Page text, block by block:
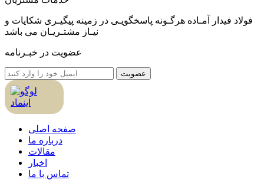
فولاد فیدار آمـاده هرگـونه پاسخگویـی در زمینه پیگیـری شکایات و
نیـاز مشتـریـان می باشد
عضویت در خبـرنامه
عضویت
صفحه اصلی
درباره ما
مقالات
اخبار
تماس با ما